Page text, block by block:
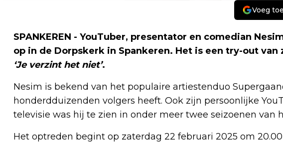
Voeg
SPANKEREN - YouTuber, presentator en comedian
op in de Dorpskerk in Spankeren. Het is een try-out
‘Je verzint het niet’.
Nesim is bekend van het populaire artiestenduo
honderdduizenden volgers heeft. Ook zijn persoonlijke
televisie was hij te zien in onder meer twee seizoenen van
Het optreden begint op zaterdag 22 februari 2025 om